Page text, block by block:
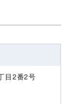
目2番2号